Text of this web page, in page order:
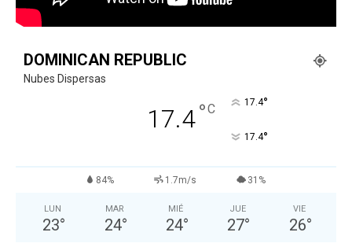
DOMINICAN REPUBLIC
Nubes Dispersas
17.4°C 17.4°
17.4°
84% 1.7m/s 31%
LUN
23°
MAR
24°
MIÉ
24°
JUE
27°
VIE
26°